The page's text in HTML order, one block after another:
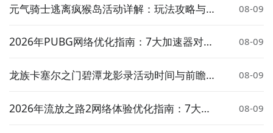
元气骑士逃离疯猴岛活动详解：玩法攻略与奖
08-09
2026年PUBG网络优化指南：7大加速器对比
08-09
龙族卡塞尔之门碧潭龙影录活动时间与前瞻介
08-09
2026年流放之路2网络体验优化指南：7大加
08-09